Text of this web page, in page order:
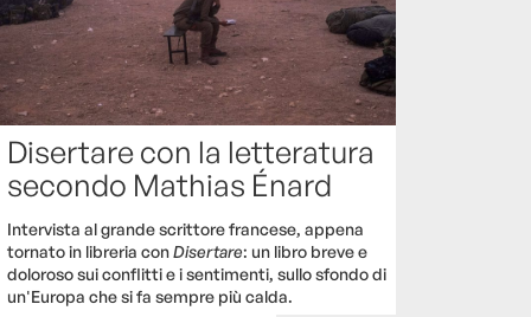
Disertare con la letteratura
secondo Mathias Énard
Intervista al grande scrittore francese, appena
tornato in libreria conDisertare: un libro breve e
doloroso sui conflitti e i sentimenti, sullo sfondo di
un'Europa che si fa sempre più calda.